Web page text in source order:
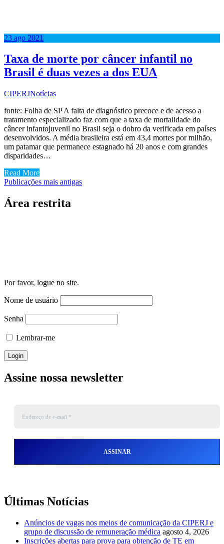
23 ago 2021
Taxa de morte por câncer infantil no
Brasil é duas vezes a dos EUA
CIPERJNotícias
fonte: Folha de SP A falta de diagnóstico precoce e de acesso a
tratamento especializado faz com que a taxa de mortalidade do
câncer infantojuvenil no Brasil seja o dobro da verificada em países
desenvolvidos. A média brasileira está em 43,4 mortes por milhão,
um patamar que permanece estagnado há 20 anos e com grandes
disparidades…
Read More
Navegação
por
posts
Publicações mais antigas
Área restrita
Por favor, logue no site.
Nome de usuário
Senha
Lembrar-me
Assine nossa newsletter
Últimas Notícias
Anúncios de vagas nos meios de comunicação da CIPERJ e
grupo de discussão de remuneração médica agosto 4, 2026
Inscrições abertas para prova para obtenção de TE em